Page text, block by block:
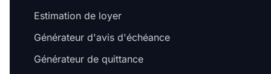
Estimation de loyer
Générateur d'avis d'échéance
Générateur de quittance